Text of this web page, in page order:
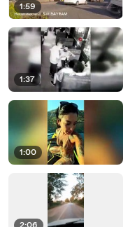
1:59
1:37
1:00